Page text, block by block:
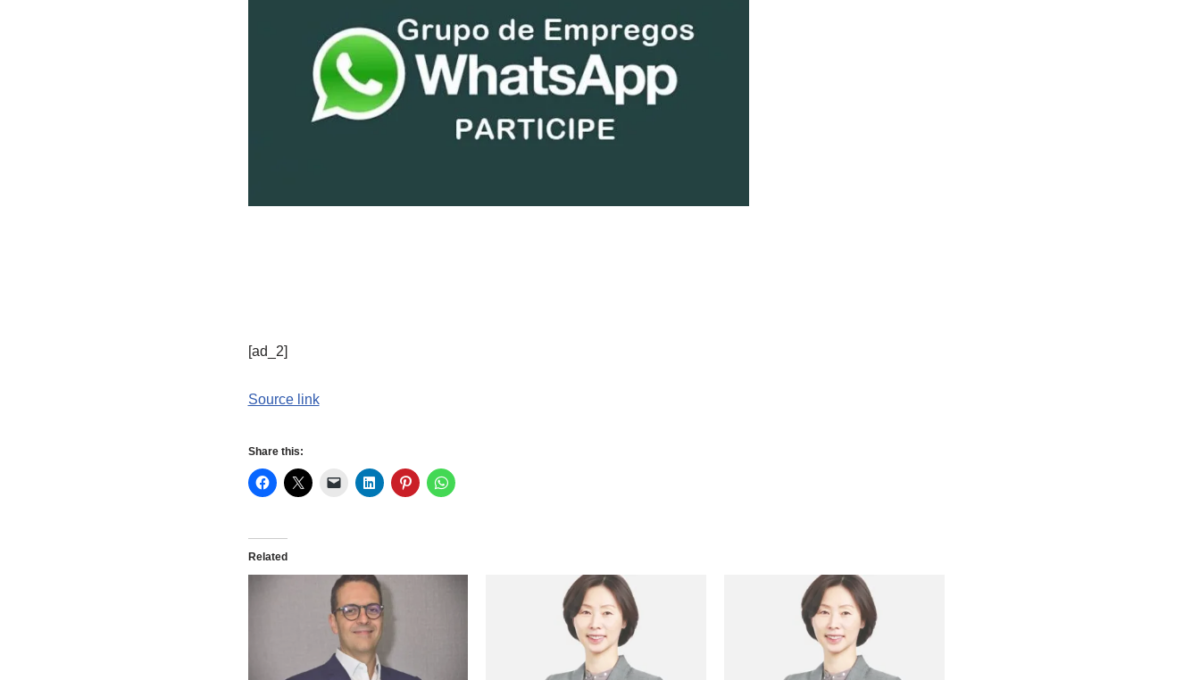
[ad_2]
Source link
Share this:
Related